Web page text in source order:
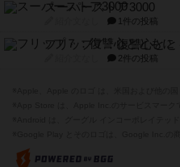
スーパーストア3000
1件の投稿
フリップ７：復讐心とと
2件の投稿